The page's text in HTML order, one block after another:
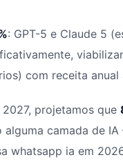
: GPT-5 e Claude 5
com receita
projetamos que
camada de
whatsapp ia em